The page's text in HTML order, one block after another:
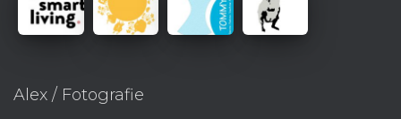
Alex / Fotografie